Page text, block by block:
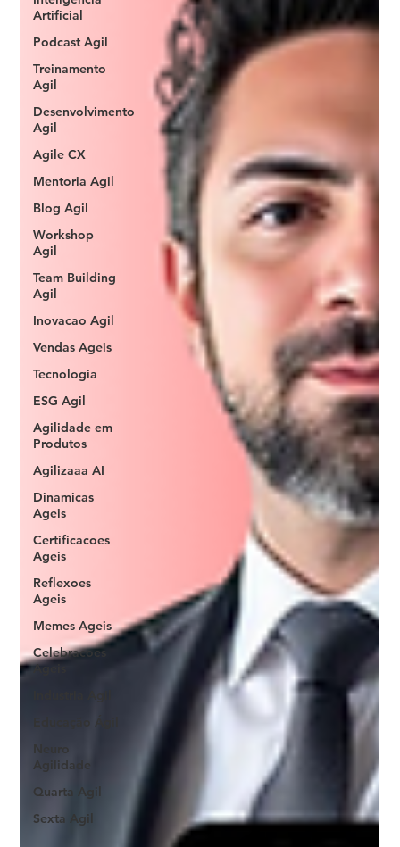
Artificial
Podcast Agil
Treinamento
Agil
Desenvolvimento
Agil
Agile CX
Mentoria Agil
Blog Agil
Workshop
Agil
Team Building
Agil
Inovacao Agil
Vendas Ageis
Tecnologia
ESG Agil
Agilidade em
Produtos
Agilizaaa AI
Dinamicas
Ageis
Certificacoes
Ageis
Reflexoes
Ageis
Memes Ageis
Celebracoes
Ageis
Educação Ágil
Neuro
Agilidade
Quarta Agil
Sexta Agil